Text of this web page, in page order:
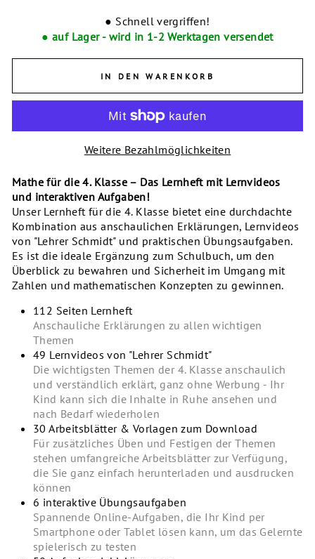
● Schnell vergriffen!
● auf Lager - wird in 1-2 Werktagen versendet
IN DEN WARENKORB
Weitere Bezahlmöglichkeiten
Mathe für die 4. Klasse – Das Lernheft mit Lernvideos
und interaktiven Aufgaben!
Unser Lernheft für die 4. Klasse bietet eine durchdachte
Kombination aus anschaulichen Erklärungen, Lernvideos
von "Lehrer Schmidt"und praktischen Übungsaufgaben.
Es ist die ideale Ergänzung zum Schulbuch, um den
Überblick zu bewahren und Sicherheit im Umgang mit
Zahlen und mathematischen Konzepten zu gewinnen.
112 Seiten Lernheft
Anschauliche Erklärungen zu allen wichtigen
Themen
49 Lernvideos von "Lehrer Schmidt"
Die wichtigsten Themen der 4. Klasse anschaulich
und verständlich erklärt, ganz ohne Werbung - Ihr
Kind kann sich die Inhalte in Ruhe ansehen und
nach Bedarf wiederholen
30 Arbeitsblätter & Vorlagen zum Download
Für zusätzliches Üben und Festigen der Themen
stehen umfangreiche Arbeitsblätter zur Verfügung,
die Sie ganz einfach herunterladen und ausdrucken
können
6 interaktive Übungsaufgaben
Spannende Online-Aufgaben, die Ihr Kind per
Smartphone oder Tablet lösen kann, um das Gelernte
spielerisch zu testen